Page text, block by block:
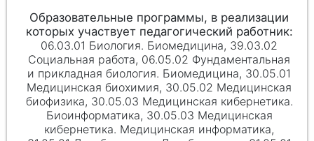
06.03.01 Биология. Биомедицина, 39.03.02
Социальная работа, 06.05.02 Фундаментальная
и прикладная биология. Биомедицина, 30.05.01
Медицинская биохимия, 30.05.02 Медицинская
биофизика, 30.05.03 Медицинская кибернетика.
Биоинформатика, 30.05.03 Медицинская
кибернетика. Медицинская информатика,